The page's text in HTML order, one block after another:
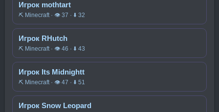
Игрок mothtart
⛏️ Minecraft · 👁 37 · ⬇ 32
Игрок RHutch
⛏️ Minecraft · 👁 46 · ⬇ 43
Игрок Its Midnightt
⛏️ Minecraft · 👁 47 · ⬇ 51
Игрок Snow Leopard